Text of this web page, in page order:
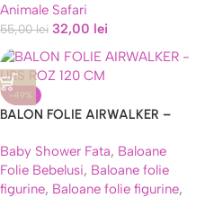
Animale Safari
55,00lei 32,00 lei
-49%
BALON FOLIE AIRWALKER –
Baby Shower Fata, Baloane
Folie Bebelusi, Baloane folie
figurine, Baloane folie figurine,